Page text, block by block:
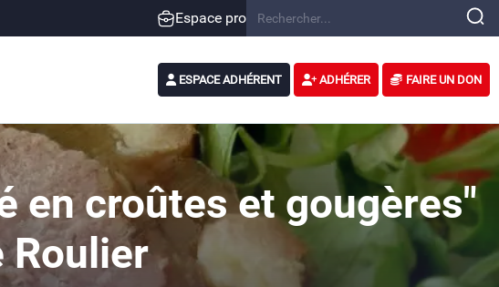
Espace pro
ESPACE ADHÉRENT ADHÉRER FAIRE UN DON
en croûtes et gougères"
Roulier